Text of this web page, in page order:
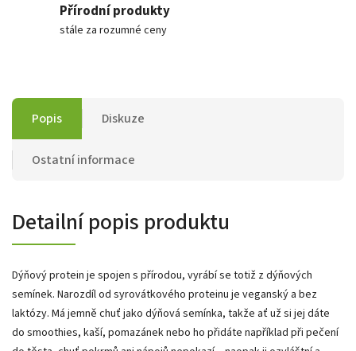
Přírodní produkty
stále za rozumné ceny
Popis Diskuze
Ostatní informace
Detailní popis produktu
Dýňový protein je spojen s přírodou, vyrábí se totiž z dýňových
semínek. Narozdíl od syrovátkového proteinu je veganský a bez
laktózy. Má jemně chuť jako dýňová semínka, takže ať už si jej dáte
do smoothies, kaší, pomazánek nebo ho přidáte například při pečení